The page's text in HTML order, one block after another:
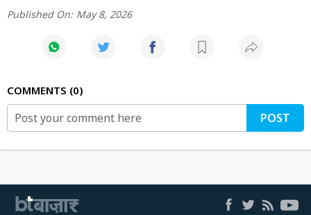
Published On: May 8, 2026
COMMENTS 0
POST